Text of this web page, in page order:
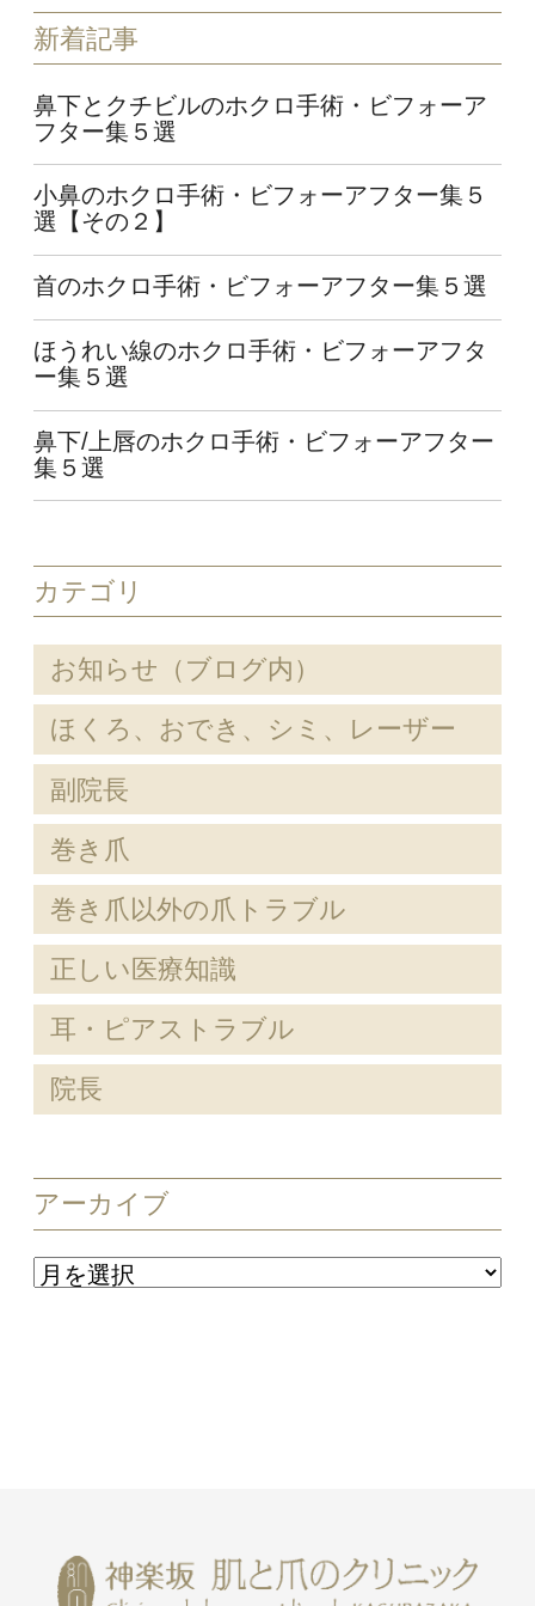
新着記事
鼻下とクチビルのホクロ手術・ビフォーア
フター集５選
小鼻のホクロ手術・ビフォーアフター集５
選【その２】
首のホクロ手術・ビフォーアフター集５選
ほうれい線のホクロ手術・ビフォーアフタ
ー集５選
鼻下/上唇のホクロ手術・ビフォーアフター
集５選
カテゴリ
お知らせ（ブログ内）
ほくろ、おでき、シミ、レーザー
副院長
巻き爪
巻き爪以外の爪トラブル
正しい医療知識
耳・ピアストラブル
院長
アーカイブ